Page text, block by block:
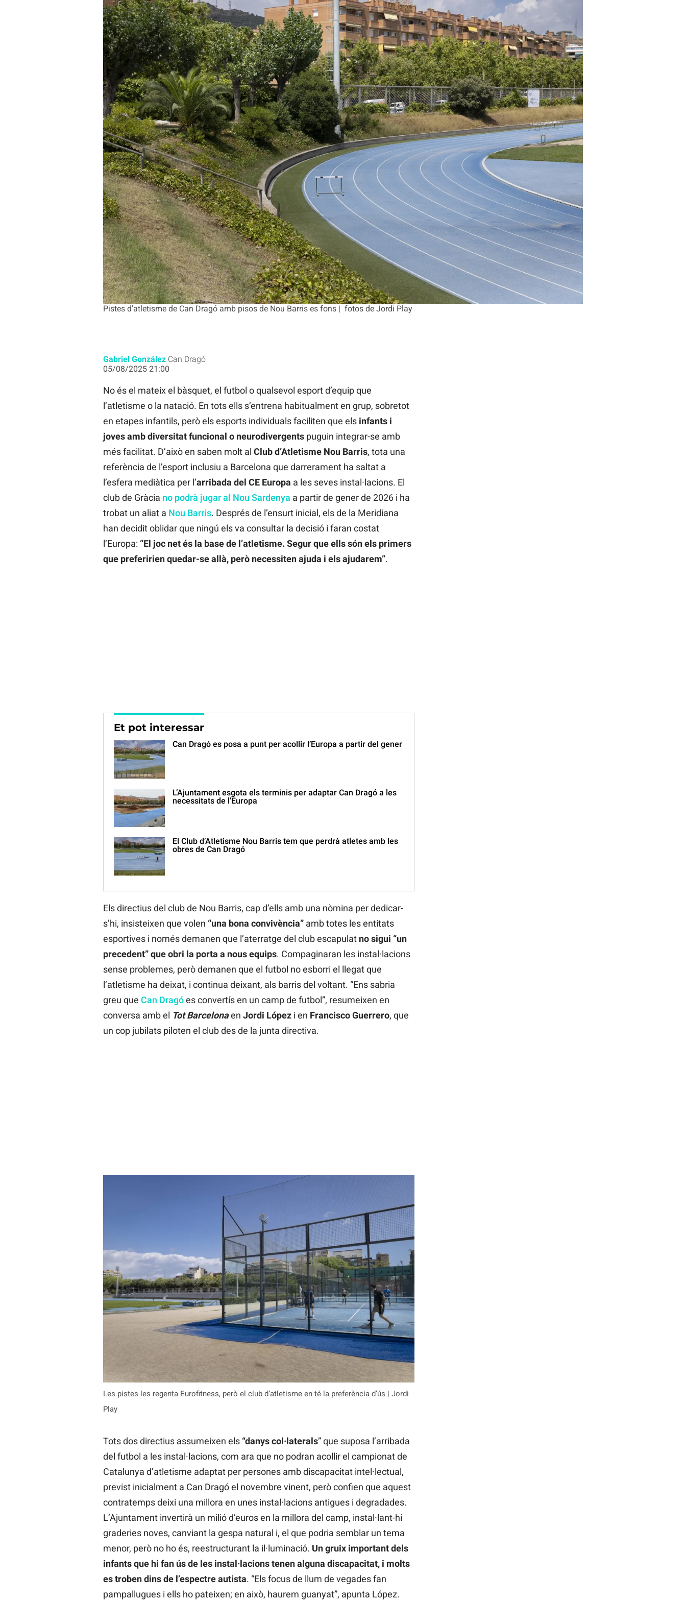
Pistes d'atletisme de Can Dragó amb pisos de Nou Barris es fons | fotos de Jordi Play
Gabriel González Can Dragó
05/08/2025 21:00
No és el mateix el bàsquet, el futbol o qualsevol esport d’equip que
l’atletisme o la natació. En tots ells s’entrena habitualment en grup, sobretot
en etapes infantils, però els esports individuals faciliten que els infants i
joves amb diversitat funcional o neurodivergentspuguin integrar-se amb
més facilitat. D’això en saben molt al Club d’Atletisme Nou Barris, tota una
referència de l’esport inclusiu a Barcelona que darrerament ha saltat a
l’esfera mediàtica per l’arribada del CE Europa a les seves instal·lacions. El
club de Gràcia no podrà jugar al Nou Sardenya a partir de gener de 2026 i ha
trobat un aliat a Nou Barris. Després de l’ensurt inicial, els de la Meridiana
han decidit oblidar que ningú els va consultar la decisió i faran costat
l’Europa: “El joc net és la base de l’atletisme. Segur que ells són els primers
que preferirien quedar-se allà, però necessiten ajuda i els ajudarem”.
Et pot interessar
Can Dragó es posa a punt per acollir l’Europa a partir del gener
L’Ajuntament esgota els terminis per adaptar Can Dragó a les
necessitats de l’Europa
El Club d’Atletisme Nou Barris tem que perdrà atletes amb les
obres de Can Dragó
Els directius del club de Nou Barris, cap d’ells amb una nòmina per dedicar-
s’hi, insisteixen que volen “una bona convivència” amb totes les entitats
esportives i només demanen que l’aterratge del club escapulat no sigui “un
precedent” que obri la porta a nous equips. Compaginaran les instal·lacions
sense problemes, però demanen que el futbol no esborri el llegat que
l’atletisme ha deixat, i continua deixant, als barris del voltant. “Ens sabria
greu que Can Dragóes convertís en un camp de futbol”, resumeixen en
conversa amb el Tot Barcelonaen Jordi Lópezi en Francisco Guerrero, que
un cop jubilats piloten el club des de la junta directiva.
Les pistes les regenta Eurofitness, però el club d’atletisme en té la preferència d’ús | Jordi
Play
Tots dos directius assumeixen els “danys col·laterals” que suposa l’arribada
del futbol a les instal·lacions, com ara que no podran acollir el campionat de
Catalunya d’atletisme adaptat per persones amb discapacitat intel·lectual,
previst inicialment a Can Dragó el novembre vinent, però confien que aquest
contratemps deixi una millora en unes instal·lacions antigues i degradades.
L’Ajuntament invertirà un milió d’euros en la millora del camp, instal·lant-hi
graderies noves, canviant la gespa natural i, el que podria semblar un tema
menor, però no ho és, reestructurant la il·luminació. Un gruix important dels
infants que hi fan ús de les instal·lacions tenen alguna discapacitat, i molts
es troben dins de l’espectre autista. “Els focus de llum de vegades fan
pampallugues i ells ho pateixen; en això, haurem guanyat”, apunta López.